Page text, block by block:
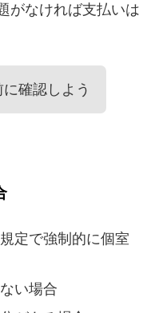
がなければ支払いは
確認しよう
定で強制的に個室
い場合